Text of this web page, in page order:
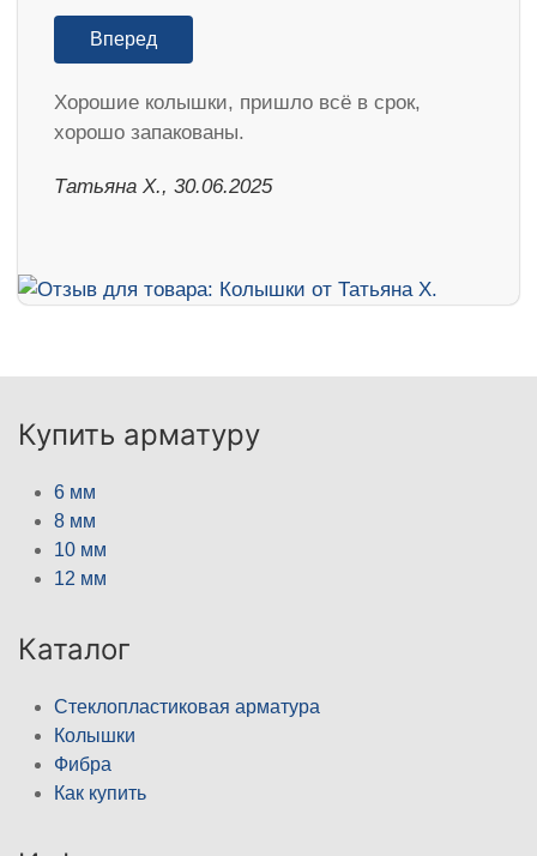
Вперед
Хорошие колышки, пришло всё в срок,
хорошо запакованы.
Татьяна Х., 30.06.2025
Купить арматуру
6 мм
8 мм
10 мм
12 мм
Каталог
Стеклопластиковая арматура
Колышки
Фибра
Как купить